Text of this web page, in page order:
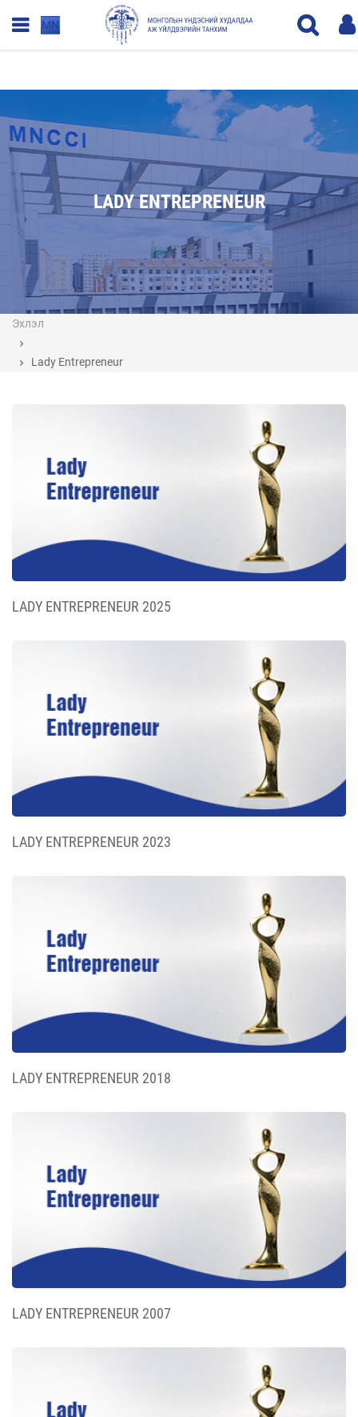
MN
LADY ENTREPRENEUR
Эхлэл
Lady Entrepreneur
LADY ENTREPRENEUR 2025
LADY ENTREPRENEUR 2023
LADY ENTREPRENEUR 2018
LADY ENTREPRENEUR 2007